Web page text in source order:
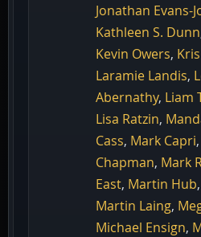
Jonathan Evans-
Kathleen S. Dunn
Kevin Owers,
Laramie Landis,
Abernathy, Liam
Lisa Ratzin,
Cass, Mark Capri,
Chapman, Mark
East, Martin Hub,
Martin Laing,
Michael Ensign,